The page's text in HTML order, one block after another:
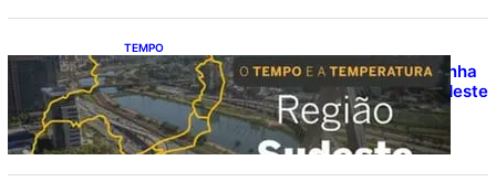
TEMPO
O TEMPO E A TEMPERATURA: chuva ganha
espaço e temperaturas diminuem no Sudeste
nesta segunda-feira (10)